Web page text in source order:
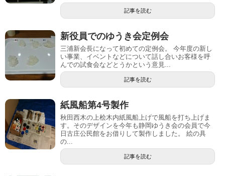
記事を読む
新役員でのゆうき会定例会
三浦新会長になって初めての定例会。 今年度の新し
い事業、イベントなどについて話し合いお客様を呼
んでの試食会などとうかという意見...
記事を読む
紙風船第4号製作
秋田西木の上桧木内紙風船上げで風船を打ち上げま
す。そのデザインを今年も静岡ゆうき会の会員で今
日古庄公民館をお借りして製作しました。 絵の具
の...
記事を読む